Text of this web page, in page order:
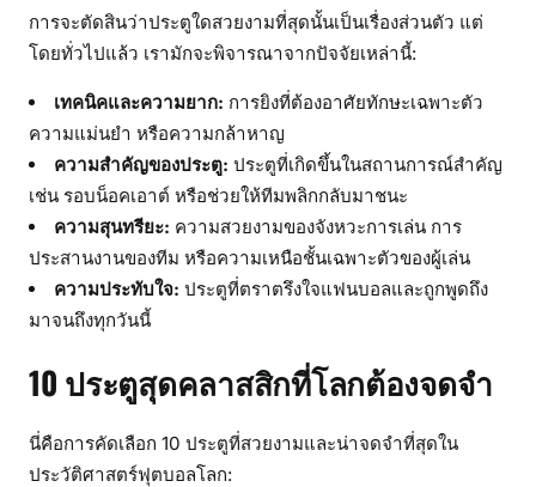
การจะตัดสินว่าประตูใดสวยงามที่สุดนั้นเป็นเรื่องส่วนตัว แต่
โดยทั่วไปแล้ว เรามักจะพิจารณาจากปัจจัยเหล่านี้:
เทคนิคและความยาก: การยิงที่ต้องอาศัยทักษะเฉพาะตัว
ความแม่นยำ หรือความกล้าหาญ
ความสำคัญของประตู: ประตูที่เกิดขึ้นในสถานการณ์สำคัญ
เช่น รอบน็อคเอาต์ หรือช่วยให้ทีมพลิกกลับมาชนะ
ความสุนทรียะ: ความสวยงามของจังหวะการเล่น การ
ประสานงานของทีม หรือความเหนือชั้นเฉพาะตัวของผู้เล่น
ความประทับใจ: ประตูที่ตราตรึงใจแฟนบอลและถูกพูดถึง
มาจนถึงทุกวันนี้
10 ประตูสุดคลาสสิกที่โลกต้องจดจำ
นี่คือการคัดเลือก 10 ประตูที่สวยงามและน่าจดจำที่สุดใน
ประวัติศาสตร์ฟุตบอลโลก: